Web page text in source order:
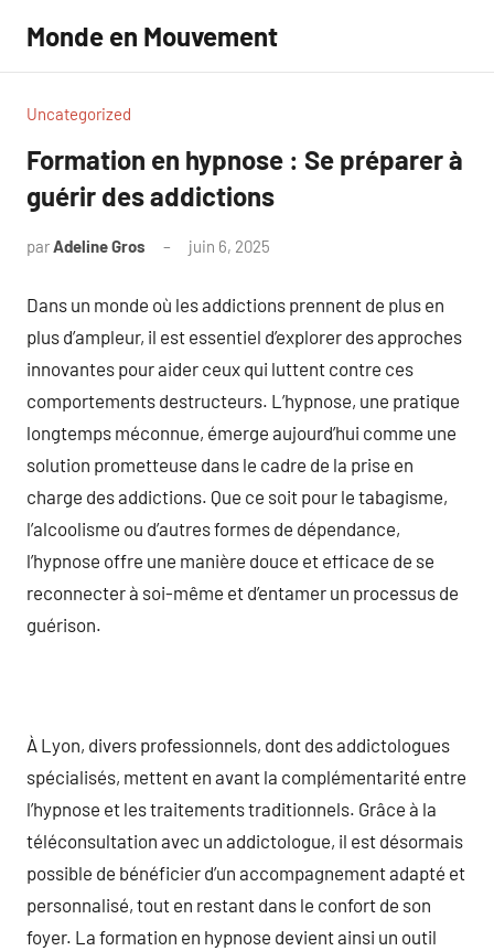
contenu
Monde en Mouvement
Uncategorized
Formation en hypnose : Se préparer à
guérir des addictions
parAdeline Gros juin 6, 2025
Dans un monde où les addictions prennent de plus en
plus d’ampleur, il est essentiel d’explorer des approches
innovantes pour aider ceux qui luttent contre ces
comportements destructeurs. L’hypnose, une pratique
longtemps méconnue, émerge aujourd’hui comme une
solution prometteuse dans le cadre de la prise en
charge des addictions. Que ce soit pour le tabagisme,
l’alcoolisme ou d’autres formes de dépendance,
l’hypnose offre une manière douce et efficace de se
reconnecter à soi-même et d’entamer un processus de
guérison.
À Lyon, divers professionnels, dont des addictologues
spécialisés, mettent en avant la complémentarité entre
l’hypnose et les traitements traditionnels. Grâce à la
téléconsultation avec un addictologue, il est désormais
possible de bénéficier d’un accompagnement adapté et
personnalisé, tout en restant dans le confort de son
foyer. La formation en hypnose devient ainsi un outil